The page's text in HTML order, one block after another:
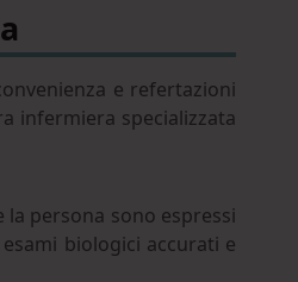
e refertazioni
infermiera specializzata
persona sono espressi
biologici accurati e